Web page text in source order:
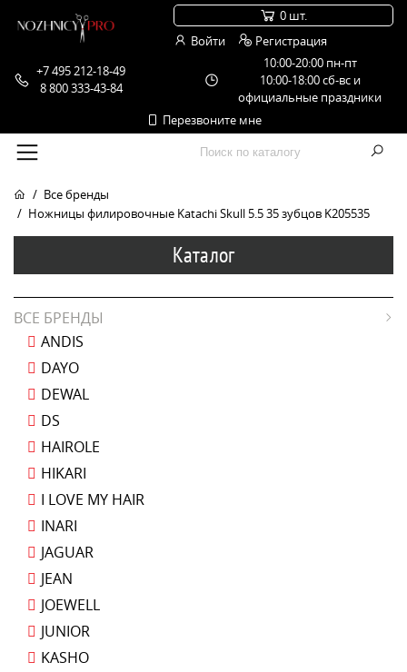
+7 495 212-18-49
8 800 333-43-84
10:00-20:00 пн-пт
10:00-18:00 сб-вс и
официальные праздники
Перезвоните мне
0 шт.
Войти
Регистрация
Все бренды
Ножницы филировочные Katachi Skull 5.5 35 зубцов K205535
Каталог
ВСЕ БРЕНДЫ
ANDIS
DAYO
DEWAL
DS
HAIROLE
HIKARI
I LOVE MY HAIR
INARI
JAGUAR
JEAN
JOEWELL
JUNIOR
KASHO